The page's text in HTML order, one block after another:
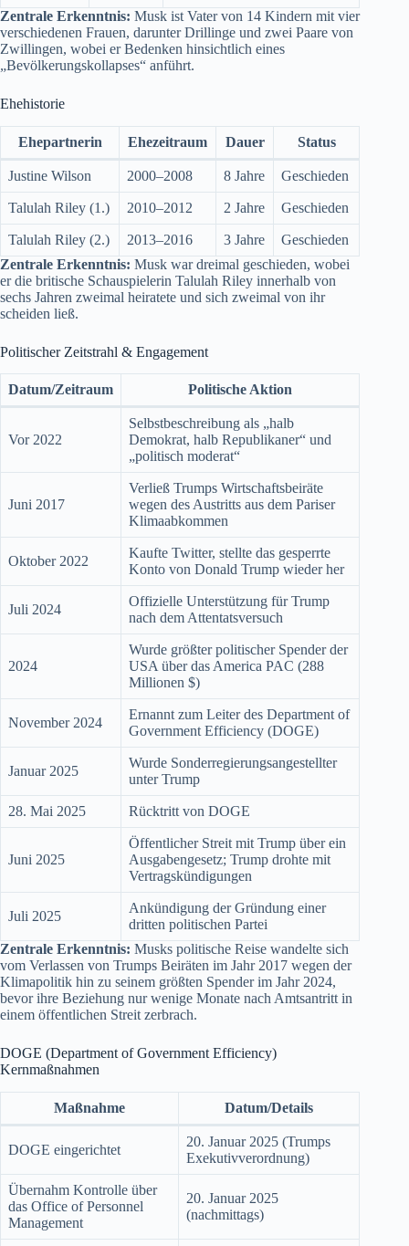
Zentrale Erkenntnis: Musk ist Vater von 14 Kindern mit vier
verschiedenen Frauen, darunter Drillinge und zwei Paare von
Zwillingen, wobei er Bedenken hinsichtlich eines
„Bevölkerungskollapses“ anführt.
Ehehistorie
Ehepartnerin Ehezeitraum Dauer Status
Justine Wilson 2000–2008 8 Jahre Geschieden
Talulah Riley (1.) 2010–2012 2 Jahre Geschieden
Talulah Riley (2.) 2013–2016 3 Jahre
Geschieden
Zentrale Erkenntnis: Musk war dreimal geschieden, wobei
er die britische Schauspielerin Talulah Riley innerhalb von
sechs Jahren zweimal heiratete und sich zweimal von ihr
scheiden ließ.
Politischer Zeitstrahl & Engagement
Datum/Zeitraum Politische Aktion
Vor 2022
Selbstbeschreibung als „halb
Demokrat, halb Republikaner“ und
„politisch moderat“
Juni 2017
Verließ Trumps Wirtschaftsbeiräte
wegen des Austritts aus dem Pariser
Klimaabkommen
Oktober 2022
Kaufte Twitter, stellte das gesperrte
Konto von Donald Trump wieder her
Juli 2024
Offizielle Unterstützung für Trump
nach dem Attentatsversuch
2024
Wurde größter politischer Spender der
USA über das America PAC (288
Millionen $)
November 2024
Ernannt zum Leiter des Department of
Government Efficiency (DOGE)
Januar 2025
Wurde Sonderregierungsangestellter
unter Trump
28. Mai 2025 Rücktritt von DOGE
Juni 2025
Öffentlicher Streit mit Trump über ein
Ausgabengesetz; Trump drohte mit
Vertragskündigungen
Juli 2025
Ankündigung der Gründung einer
dritten politischen Partei
Zentrale Erkenntnis: Musks politische Reise wandelte sich
vom Verlassen von Trumps Beiräten im Jahr 2017 wegen der
Klimapolitik hin zu seinem größten Spender im Jahr 2024,
bevor ihre Beziehung nur wenige Monate nach Amtsantritt in
einem öffentlichen Streit zerbrach.
DOGE (Department of Government Efficiency)
Kernmaßnahmen
Maßnahme Datum/Details
DOGE eingerichtet
20. Januar 2025 (Trumps
Exekutivverordnung)
Übernahm Kontrolle über
das Office of Personnel
Management
20. Januar 2025
(nachmittags)